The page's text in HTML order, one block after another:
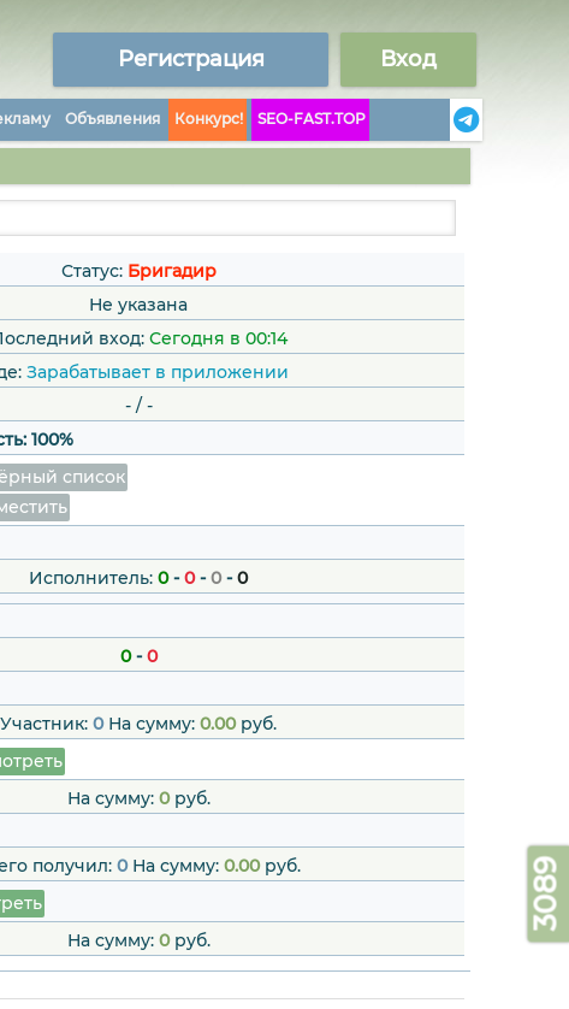
Регистрация Вход
Объявления Конкурс! SEO-FAST.TOP
Статус: Бригадир
Не указана
вход: Сегодня в 00:14
Зарабатывает в приложении
-/ -
100%
список
Исполнитель: 0-0-0-0
0-0
Участник: 0На сумму: 0.00руб.
На сумму: 0руб.
получил: 0На сумму: 0.00руб.
На сумму: 0руб.
3089